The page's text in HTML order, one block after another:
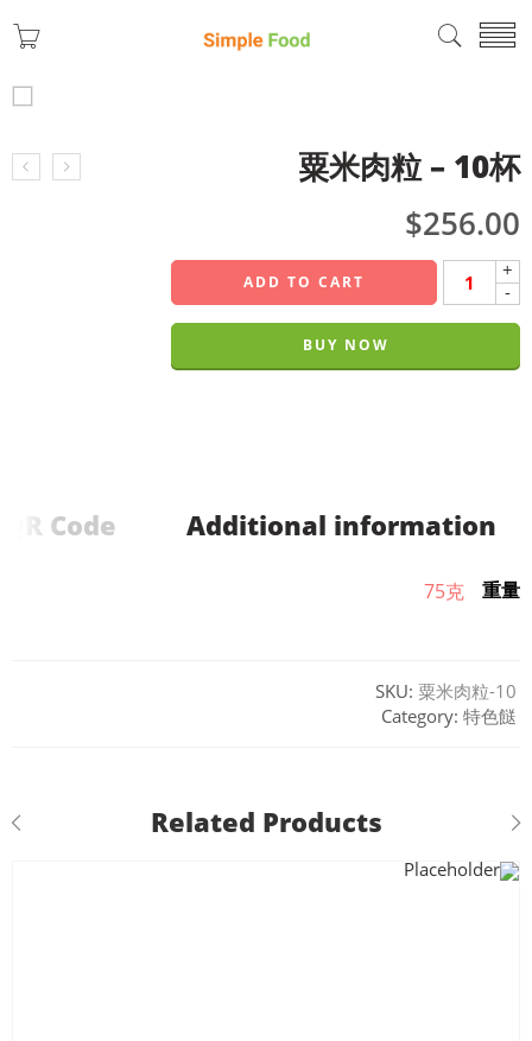
粟米肉粒 – 10杯
$256.00
+
-
ADD TO CART
BUY NOW
Additional information
QR Code
重量
75克
SKU: 粟米肉粒-10
Category: 特色餸
Related Products